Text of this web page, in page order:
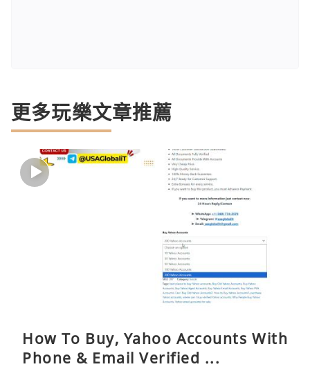
更多玩樂文章推薦
How To Buy, Yahoo Accounts With
Phone & Email Verified ...